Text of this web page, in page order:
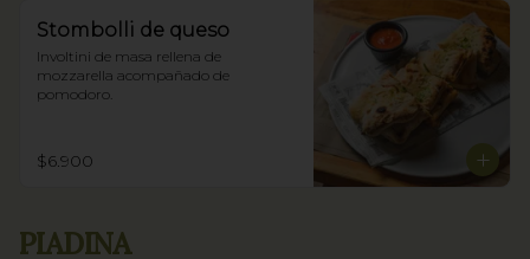
Stombolli de queso
Involtini de masa rellena de
mozzarella acompañado de
pomodoro.
$6.900
PIADINA